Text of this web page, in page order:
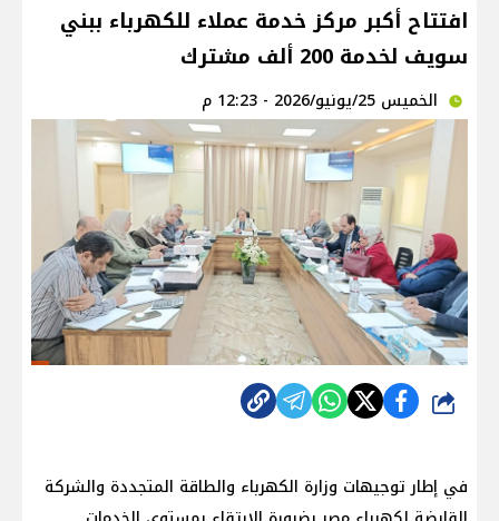
افتتاح أكبر مركز خدمة عملاء للكهرباء ببني
سويف لخدمة 200 ألف مشترك
الخميس 25/يونيو/2026 - 12:23 م
شارك
في إطار توجيهات وزارة الكهرباء والطاقة المتجددة والشركة